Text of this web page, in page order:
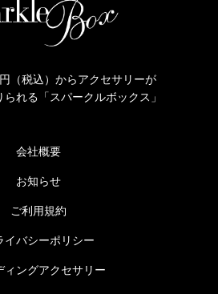
（税込）からアクセサリーが
れる「スパークルボックス」
会社概要
お知らせ
ご利用規約
イバシーポリシー
ィングアクセサリー